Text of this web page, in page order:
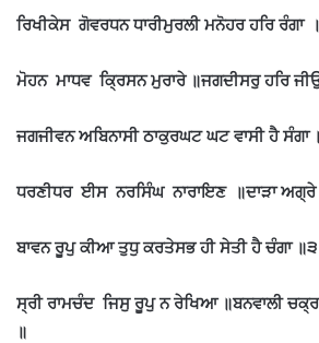
ਰਿਖੀਕੇਸ ਗੋਵਰਧਨ ਧਾਰੀਮੁਰਲੀ ਮਨੋਹਰ ਹਰਿ ਰੰਗਾ
ਮੋਹਨ ਮਾਧਵ ਕ੍ਰਿਸਨ ਮੁਰਾਰੇ ॥ਜਗਦੀਸਰੁ ਹਰਿ
ਜਗਜੀਵਨ ਅਬਿਨਾਸੀ ਠਾਕੁਰਘਟ ਘਟ ਵਾਸੀ ਹੈ ਸੰਗਾ
ਧਰਣੀਧਰ ਈਸ ਨਰਸਿੰਘ ਨਾਰਾਇਣ ॥ਦਾੜਾ
ਬਾਵਨ ਰੂਪੁ ਕੀਆ ਤੁਧੁ ਕਰਤੇਸਭ ਹੀ ਸੇਤੀ ਹੈ ਚੰਗਾ
ਸ੍ਰੀ ਰਾਮਚੰਦ ਜਿਸੁ ਰੂਪੁ ਨ ਰੇਖਿਆ ॥ਬਨਵਾਲੀ
॥